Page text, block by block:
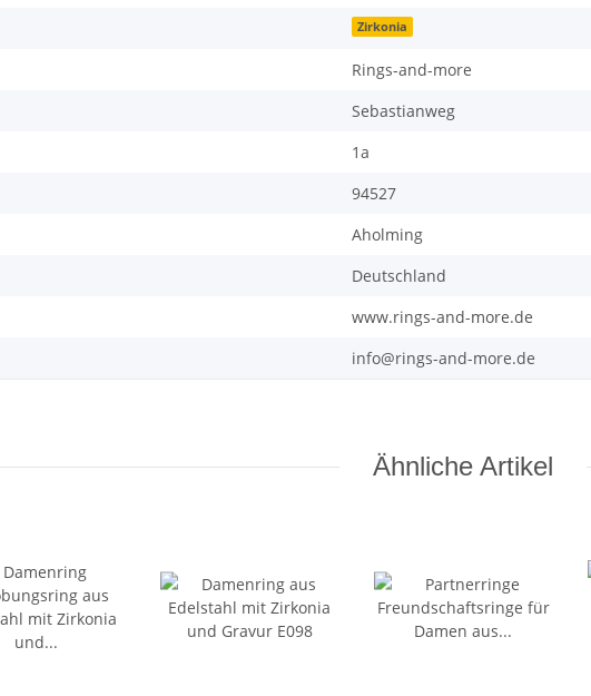
Zirkonia
Rings-and-more
Sebastianweg
1a
94527
Aholming
Deutschland
www.rings-and-more.de
info@rings-and-more.de
Ähnliche Artikel